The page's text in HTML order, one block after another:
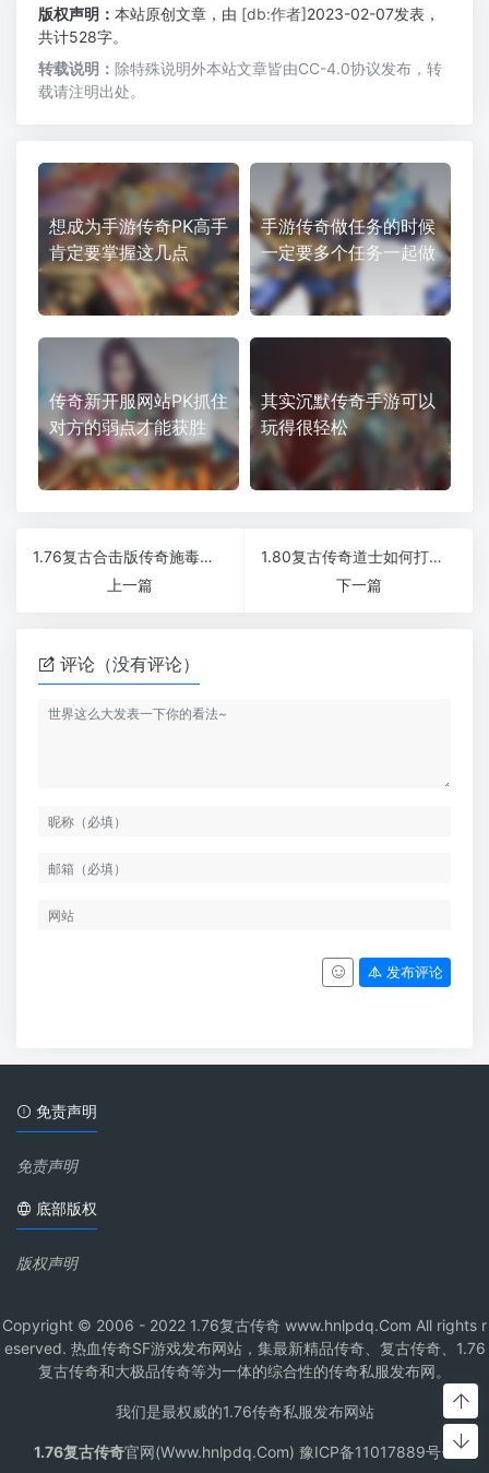
版权声明： 本站原创文章，由 [db:作者]2023-02-07发表，
共计528字。
转载说明： 除特殊说明外本站文章皆由CC-4.0协议发布，转
载请注明出处。
想成为手游传奇PK高手
肯定要掌握这几点
手游传奇做任务的时候
一定要多个任务一起做
传奇新开服网站PK抓住
对方的弱点才能获胜
其实沉默传奇手游可以
玩得很轻松
1.76复古合击版传奇施毒术可以不断的去压制对方的实力
上一篇
1.80复古传奇道士如何打败敌人
下一篇
评论（没有评论）
发布评论
免责声明
免责声明
底部版权
版权声明
Copyright © 2006 - 2022 1.76复古传奇 www.hnlpdq.Com All rights r
eserved. 热血传奇SF游戏发布网站，集最新精品传奇、复古传奇、1.76
复古传奇和大极品传奇等为一体的综合性的传奇私服发布网。
我们是最权威的1.76传奇私服发布网站
1.76复古传奇官网(Www.hnlpdq.Com) 豫ICP备11017889号-1